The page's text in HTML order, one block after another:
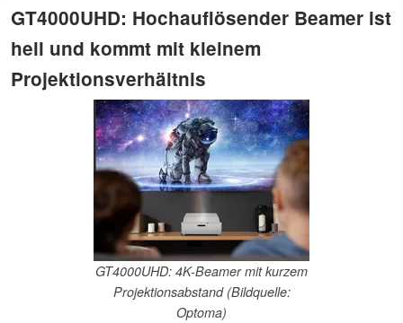
GT4000UHD: Hochauflösender Beamer ist
hell und kommt mit kleinem
Projektionsverhältnis
GT4000UHD: 4K-Beamer mit kurzem
Projektionsabstand (Bildquelle:
Optoma)